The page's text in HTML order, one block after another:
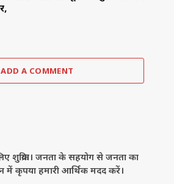
ADD A COMMENT
शुक्रिया। जनता के सहयोग से जनता का
में कृपया हमारी आर्थिक मदद करें।